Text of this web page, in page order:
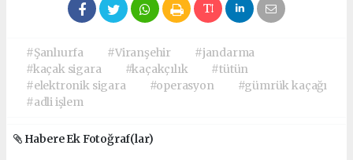
#Şanlıurfa #Viranşehir
#jandarma
#kaçak sigara
#kaçakçılık
#tütün
#elektronik sigara
#operasyon
#gümrük kaçağı
#adli işlem
Habere Ek Fotoğraf(lar)